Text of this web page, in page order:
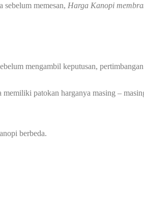
memesan, Harga Kanopi
mengambil keputusan,
patokan harganya masing –
berbeda.